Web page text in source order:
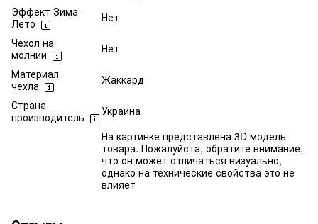
Эффект Зима-
Лето
Нет
Чехол на
молнии
Нет
Материал
чехла
Жаккард
Страна
производитель
Украина
На картинке представлена 3D модель
товара. Пожалуйста, обратите внимание,
что он может отличаться визуально,
однако на технические свойства это не
влияет